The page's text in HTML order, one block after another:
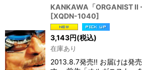
KANKAWA「ORGANIST II
[XQDN-1040]
3,143円(税込)
在庫あり
2013.8.7発売!! お届けは発